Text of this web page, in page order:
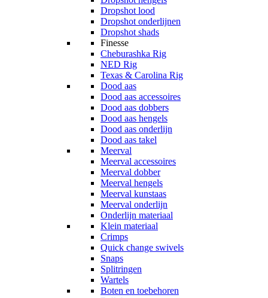
Dropshot lood
Dropshot onderlijnen
Dropshot shads
Finesse
Cheburashka Rig
NED Rig
Texas & Carolina Rig
Dood aas
Dood aas accessoires
Dood aas dobbers
Dood aas hengels
Dood aas onderlijn
Dood aas takel
Meerval
Meerval accessoires
Meerval dobber
Meerval hengels
Meerval kunstaas
Meerval onderlijn
Onderlijn materiaal
Klein materiaal
Crimps
Quick change swivels
Snaps
Splitringen
Wartels
Boten en toebehoren